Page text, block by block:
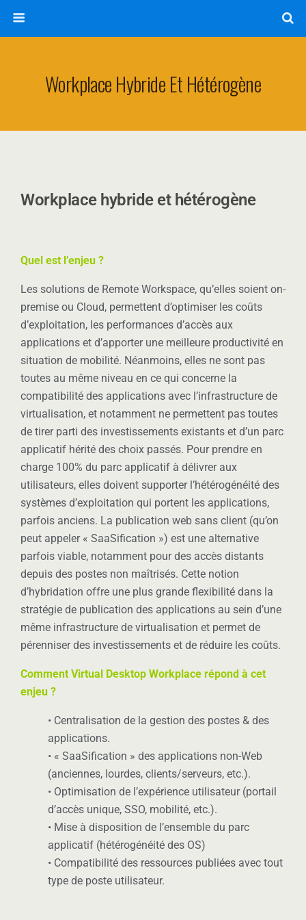
Workplace Hybride Et Hétérogène
Workplace hybride et hétérogène
Quel est l’enjeu ?
Les solutions de Remote Workspace, qu’elles soient on-
premise ou Cloud, permettent d’optimiser les coûts
d’exploitation, les performances d’accès aux
applications et d’apporter une meilleure productivité en
situation de mobilité. Néanmoins, elles ne sont pas
toutes au même niveau en ce qui concerne la
compatibilité des applications avec l’infrastructure de
virtualisation, et notamment ne permettent pas toutes
de tirer parti des investissements existants et d’un parc
applicatif hérité des choix passés. Pour prendre en
charge 100% du parc applicatif à délivrer aux
utilisateurs, elles doivent supporter l’hétérogénéité des
systèmes d’exploitation qui portent les applications,
parfois anciens. La publication web sans client (qu’on
peut appeler « SaaSification ») est une alternative
parfois viable, notamment pour des accès distants
depuis des postes non maîtrisés. Cette notion
d’hybridation offre une plus grande flexibilité dans la
stratégie de publication des applications au sein d’une
même infrastructure de virtualisation et permet de
pérenniser des investissements et de réduire les coûts.
Comment Virtual Desktop Workplace répond à cet
enjeu ?
• Centralisation de la gestion des postes & des
applications.
• « SaaSification » des applications non-Web
(anciennes, lourdes, clients/serveurs, etc.).
• Optimisation de l’expérience utilisateur (portail
d’accès unique, SSO, mobilité, etc.).
• Mise à disposition de l’ensemble du parc
applicatif (hétérogénéité des OS)
• Compatibilité des ressources publiées avec tout
type de poste utilisateur.